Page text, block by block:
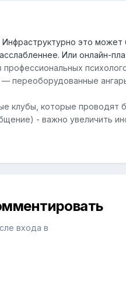
это
Или онлайн-
переоборудованные
клубы, которые проводят
- важно увеличить
входа в